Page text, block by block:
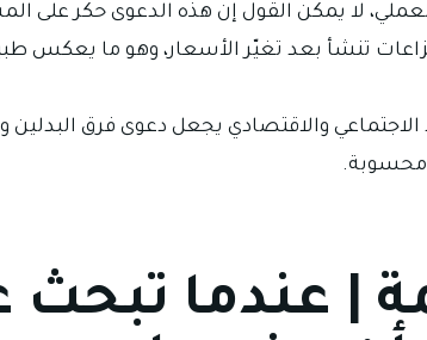
لا يمكن القول إن هذه الدعوى حكر على
تنشأ بعد تغيّر الأسعار، وهو ما يعكس
الاجتماعي والاقتصادي يجعل دعوى فرق البدلين
محسوبة.
| عندما